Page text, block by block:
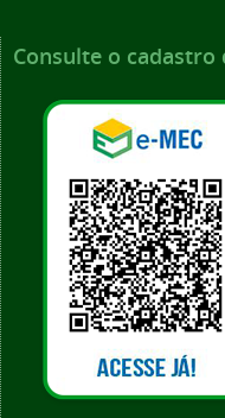
Consulte o cadastro